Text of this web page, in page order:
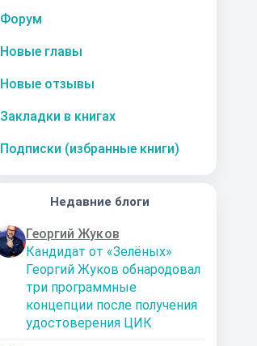
Форум
Новые главы
Новые отзывы
Закладки в книгах
Подписки (избранные книги)
Недавние блоги
Георгий Жуков
Кандидат от «Зелёных»
Георгий Жуков обнародовал
три программные
концепции после получения
удостоверения ЦИК